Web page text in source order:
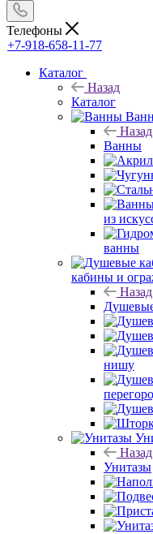
Телефоны
+7-918-658-11-77
Каталог
Назад
Каталог
Назад
Ванны
из
ванны
кабины и
Назад
нишу
Назад
Унитазы